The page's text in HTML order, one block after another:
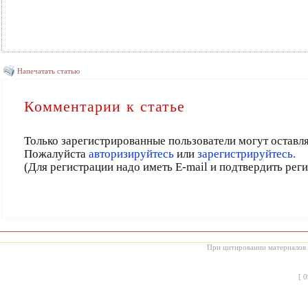
Напечатать статью
Комментарии к статье
Только зарегистрированные пользователи могут
Пожалуйста авторизируйтесьили зарегистрируйтесь.
(Для регистрации надо иметь E-mail и подтвердить
При цитировании материалов
[